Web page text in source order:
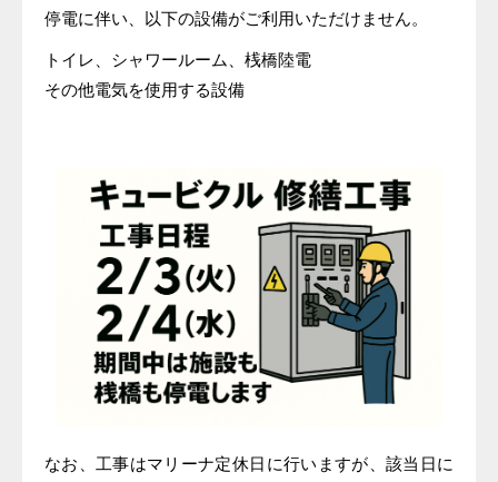
停電に伴い、以下の設備がご利用いただけません。
トイレ、シャワールーム、桟橋陸電
その他電気を使用する設備
なお、工事はマリーナ定休日に行いますが、該当日に